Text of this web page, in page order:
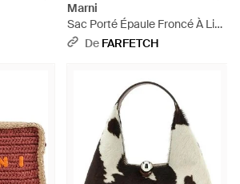
Marni
Sac Porté Épaule Froncé À Lien
De Resserrage - Noir
De FARFETCH